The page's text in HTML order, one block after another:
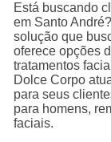
Está buscando
em Santo
solução que
oferece opções
tratamentos
Dolce Corpo
para seus
para homens,
faciais.